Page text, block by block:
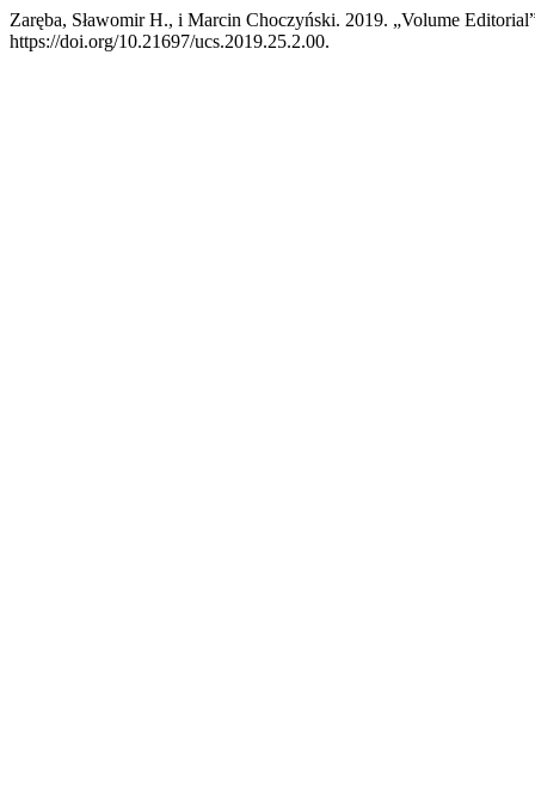
Zaręba, Sławomir H., i Marcin Choczyński. 2019. „Volume
https://doi.org/10.21697/ucs.2019.25.2.00.